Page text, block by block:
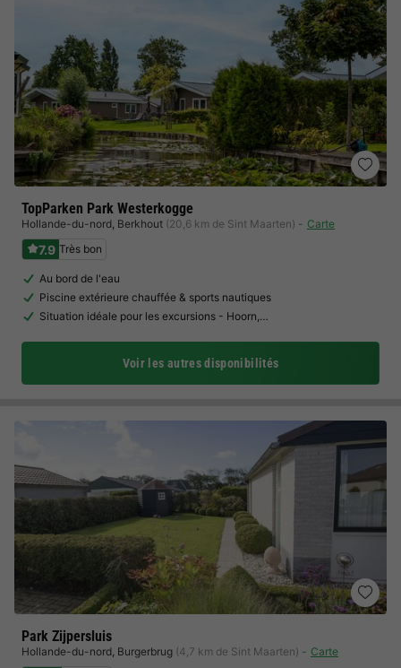
TopParken Park Westerkogge
Hollande-du-nord, Berkhout (20,6 km de Sint Maarten) Carte
7.9 Très bon
Au bord de l'eau
Piscine extérieure chauffée & sports nautiques
Situation idéale pour les excursions - Hoorn,…
Voir les autres disponibilités
Park Zijpersluis
Hollande-du-nord, Burgerbrug (4,7 km de Sint Maarten) Carte